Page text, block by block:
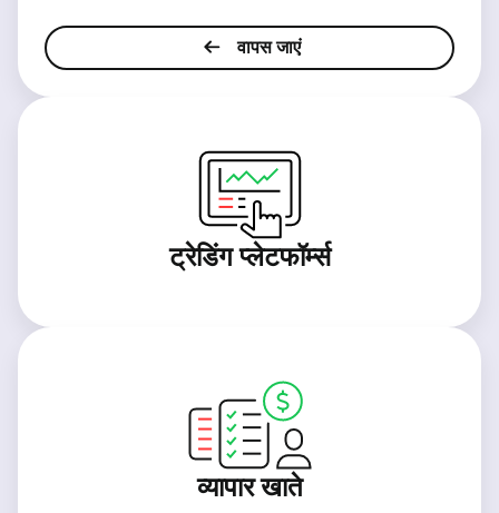
वापस जाएं
ट्रेडिंग प्लेटफॉर्म्स
व्यापार खाते